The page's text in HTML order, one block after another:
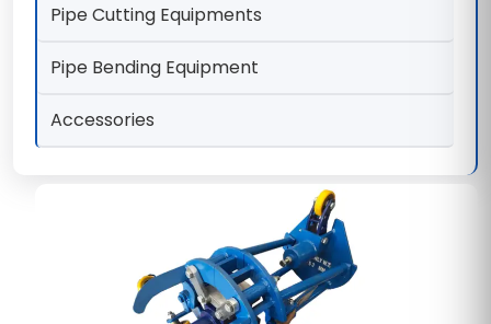
Pipe Cutting Equipments
Pipe Bending Equipment
Accessories